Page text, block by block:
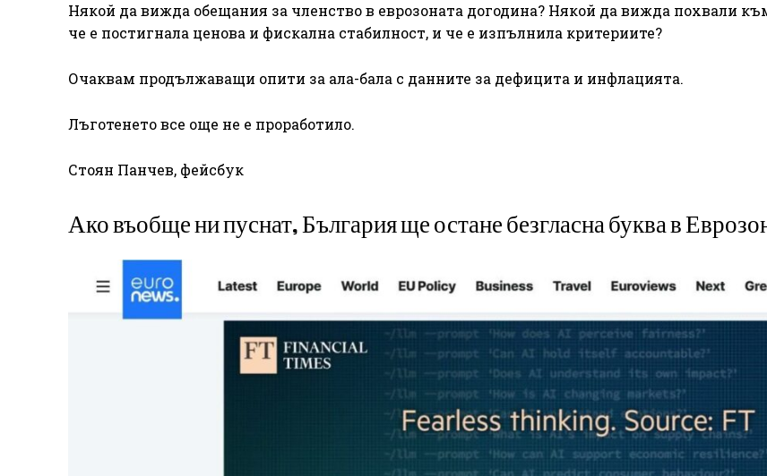
Някой да вижда обещания за членство в еврозоната догодина? Някой да вижда похвали
че е постигнала ценова и фискална стабилност, и че е изпълнила критериите?
Очаквам продължаващи опити за ала-бала с данните за дефицита и инфлацията.
Лъготенето все още не е проработило.
Стоян Панчев, фейсбук
Ако въобще ни пуснат, България ще остане безгласна буква в